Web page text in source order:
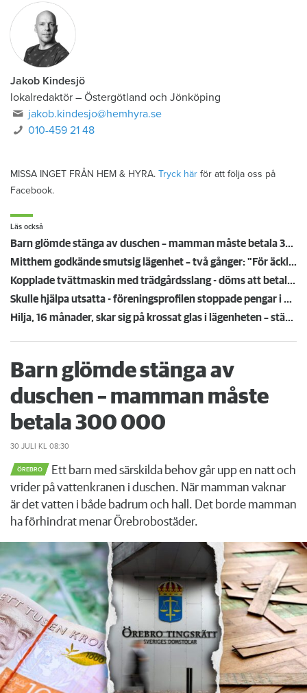
Jakob Kindesjö
lokalredaktör – Östergötland och Jönköping
jakob.kindesjo@hemhyra.se
010-459 21 48
MISSA INGET FRÅN HEM & HYRA. Tryck här för att följa oss på
Facebook.
Läs också
Barn glömde stänga av duschen – mamman måste betala 300 000
Mitthem godkände smutsig lägenhet – två gånger: "För äckligt för att flytta in"
Kopplade tvättmaskin med trädgårdsslang - döms att betala en miljon efter vattenskada
Skulle hjälpa utsatta - föreningsprofilen stoppade pengar i egen ficka
Hilja, 16 månader, skar sig på krossat glas i lägenheten – städmiss från tidigare hyresgäst
Barn glömde stänga av
duschen – mamman måste
betala 300 000
30 JULI KL 08:30
ÖREBRO
Ett barn med särskilda behov går upp en natt och
vrider på vattenkranen i duschen. När mamman vaknar
är det vatten i både badrum och hall. Det borde mamman
ha förhindrat menar Örebrobostäder.